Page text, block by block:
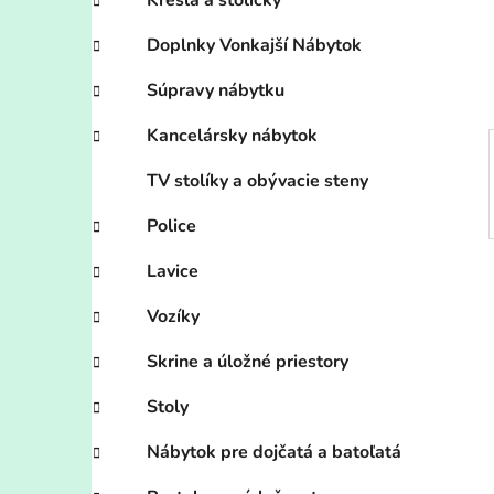
l
Doplnky Vonkajší Nábytok
Súpravy nábytku
Kancelársky nábytok
TV stolíky a obývacie steny
Police
Lavice
Vozíky
Skrine a úložné priestory
Stoly
Nábytok pre dojčatá a batoľatá